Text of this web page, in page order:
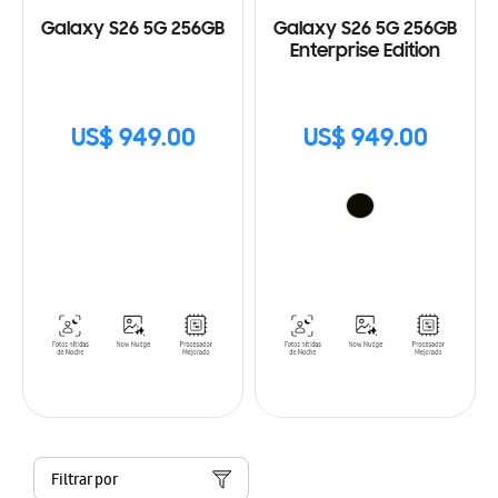
Galaxy S26 5G 256GB
US$ 949.00
Galaxy S26 5G 256GB
Enterprise Edition
US$ 949.00
Filtrar por